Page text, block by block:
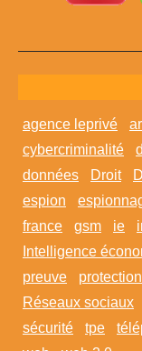
agence leprivé
cybercriminalité
données
Droit
espion
france
gsm ie
Intelligence
preuve
protection
Réseaux sociaux
sécurité
tpe